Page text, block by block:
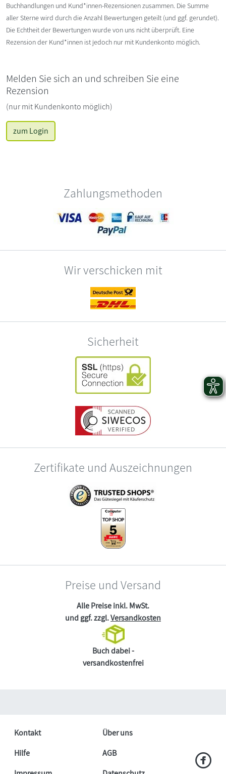
Buchhandlungen und Kund*innen-Rezensionen zusammen. Die Summe
aller Sterne wird durch die Anzahl Bewertungen geteilt (und ggf. gerundet).
Die Echtheit der Bewertungen wurde von uns nicht überprüft. Eine
Rezension der Kund*innen ist jedoch nur mit Kundenkonto möglich.
Melden Sie sich an und schreiben Sie eine
Rezension
(nur mit Kundenkonto möglich)
zum Login
Zahlungsmethoden
Wir verschicken mit
Sicherheit
Zertifikate und Auszeichnungen
Preise und Versand
Alle Preise inkl. MwSt.
und ggf. zzgl.Versandkosten
Buch dabei -
versandkostenfrei
Kontakt
Über uns
Hilfe
AGB